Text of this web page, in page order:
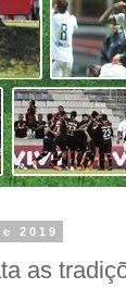
2019
as